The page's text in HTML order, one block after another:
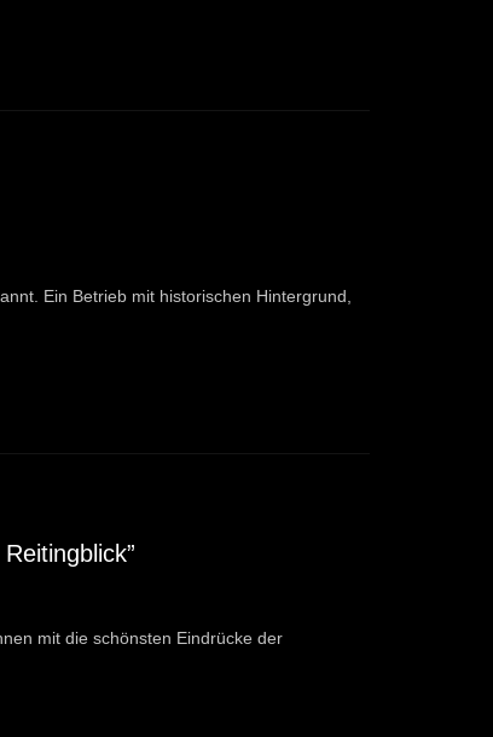
Ein Betrieb mit historischen Hintergrund,
mit die schönsten Eindrücke der